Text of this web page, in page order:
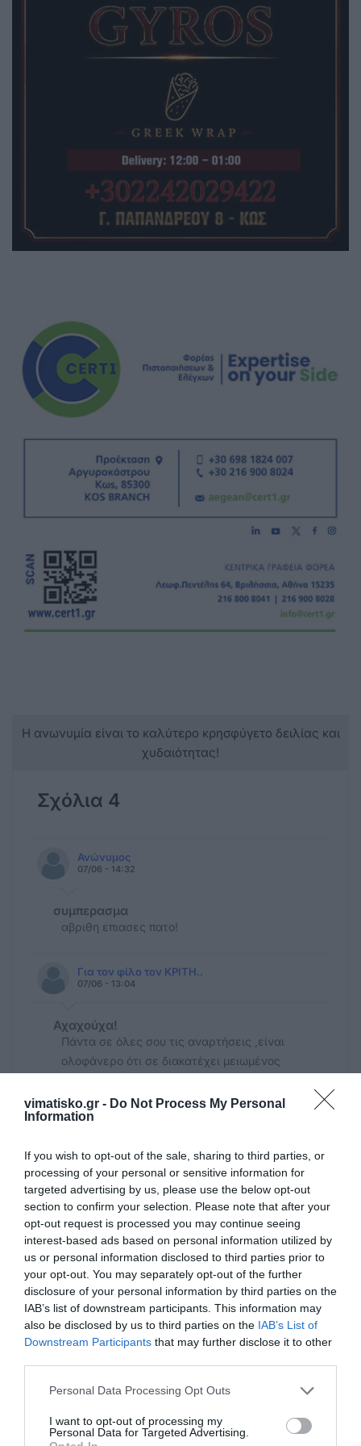
vimatisko.gr - Do Not Process My Personal
Information
If you wish to opt-out of the sale, sharing to third parties, or
processing of your personal or sensitive information for
targeted advertising by us, please use the below opt-out
section to confirm your selection. Please note that after your
opt-out request is processed you may continue seeing
interest-based ads based on personal information utilized by
us or personal information disclosed to third parties prior to
your opt-out. You may separately opt-out of the further
disclosure of your personal information by third parties on the
IAB’s list of downstream participants. This information may
also be disclosed by us to third parties on the IAB’s List of
Downstream Participants that may further disclose it to other
Personal Data Processing Opt Outs
I want to opt-out of processing my
Personal Data for Targeted Advertising.
Η ανωνυμία είναι το καλύτερο κρησφύγετο δειλίας και
χυδαιότητας!
Σχόλια 4
Ανώνυμος
07/06 - 14:32
συμπερασμα
αβριθη επιασες πατο!
Για τον φίλο τον ΚΡΙΤΗ..
07/06 - 13:04
Αχαχούχα!
Πάντα σε όλες σου τις αναρτήσεις ,είναι
ολοφάνερο ότι σε διακατέχει μειωμένος
ορθολογισμός. Με το σημερινό σχόλιο σου
ξεπέρασες όλα τα όρια της λογικής..
προβλέπεις ότι η ΝΔ θα είναι
αντιπολίτευση? Βαθιά νυχτωμένος…και η
παπατζα πάει συννεφο
Ανώνυμος
07/06 - 12:16
ΕΛΕΟΣ
Ο Δήμαρχος είναι προϊστάμενος όλων των
υπηρεσιών. Για ποια δικαιοδοτικά όργανα
μιλά!!. Ο Δήμαρχος ελέγχει όλο το
συμβούλιο και όλα τα κοινοτικά συμβούλια.
Για ποια αυτονομία των κοινοτηκών
υπεύθυνος για όλη τη λειοτυργία του